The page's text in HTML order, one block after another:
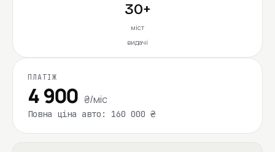
30+
міст
видачі
ПЛАТІЖ
4 900 ₴/міс
Повна ціна авто: 160 000 ₴